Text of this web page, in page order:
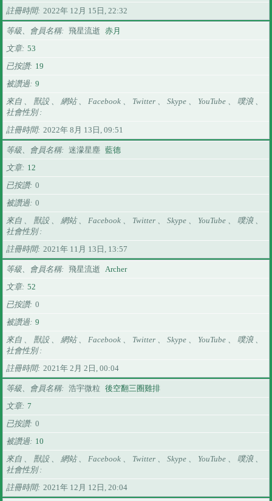
註冊時間
2022年 12月 15日, 22:32
等級、會員名稱 飛星流逝 赤月
文章 53
已按讚
19
被讚過 9
來自 、 獸設 、 網站 、 Facebook 、 Twitter 、 Skype 、 YouTube 、 噗浪 、
社會性別
註冊時間
2022年 8月 13日, 09:51
等級、會員名稱 迷濛星塵 藍德
文章
12
已按讚 0
被讚過 0
來自 、 獸設 、 網站 、 Facebook 、 Twitter 、 Skype 、 YouTube 、 噗浪 、
社會性別
註冊時間
2021年 11月 13日, 13:57
等級、會員名稱 飛星流逝
Archer
文章 52
已按讚 0
被讚過 9
來自 、 獸設 、 網站 、 Facebook 、 Twitter 、 Skype 、 YouTube 、 噗浪 、
社會性別
註冊時間
2021年 2月 2日, 00:04
等級、會員名稱 浩宇微粒 後空翻三圈雞排
文章 7
已按讚 0
被讚過
10
來自 、 獸設 、 網站 、 Facebook 、 Twitter 、 Skype 、 YouTube 、 噗浪 、
社會性別
註冊時間
2021年 12月 12日, 20:04